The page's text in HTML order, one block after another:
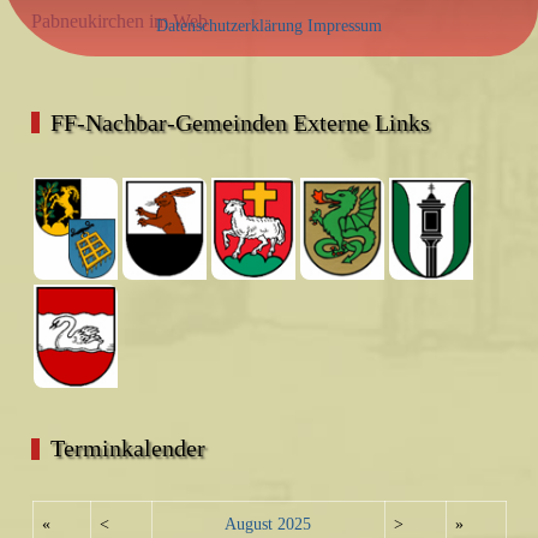
Pabneukirchen im Web
FF-Nachbar-Gemeinden Externe Links
Terminkalender
« < August 2025 > »
Datenschutzerklärung Impressum